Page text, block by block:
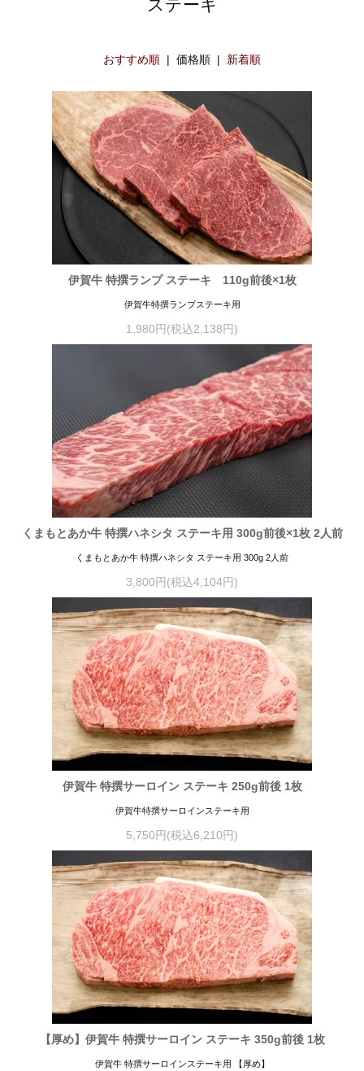
ステーキ
おすすめ順 | 価格順 | 新着順
伊賀牛 特撰ランプ ステーキ 110g前後×1枚
伊賀牛特撰ランプステーキ用
1,980円(税込2,138円)
くまもとあか牛 特撰ハネシタ ステーキ用 300g前後×1枚 2人前
くまもとあか牛 特撰ハネシタ ステーキ用 300g 2人前
3,800円(税込4,104円)
伊賀牛 特撰サーロイン ステーキ 250g前後 1枚
伊賀牛特撰サーロインステーキ用
5,750円(税込6,210円)
【厚め】伊賀牛 特撰サーロイン ステーキ 350g前後 1枚
伊賀牛 特撰サーロインステーキ用 【厚め】